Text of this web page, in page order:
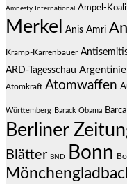
Amnesty International Ampel-
Merkel
Anis Amri
Kramp-Karrenbauer
ARD-Tagesschau
Atomkraft Atomwaffen
Württemberg Barack Obama Barca
Berliner
Blätter BND Bonn